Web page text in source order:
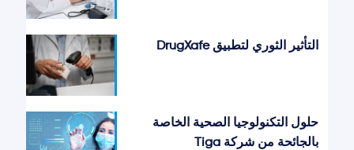
التأثير الثوري لتطبيق DrugXafe
حلول التكنولوجيا الصحية الخاصة
بالجائحة من شركة Tiga